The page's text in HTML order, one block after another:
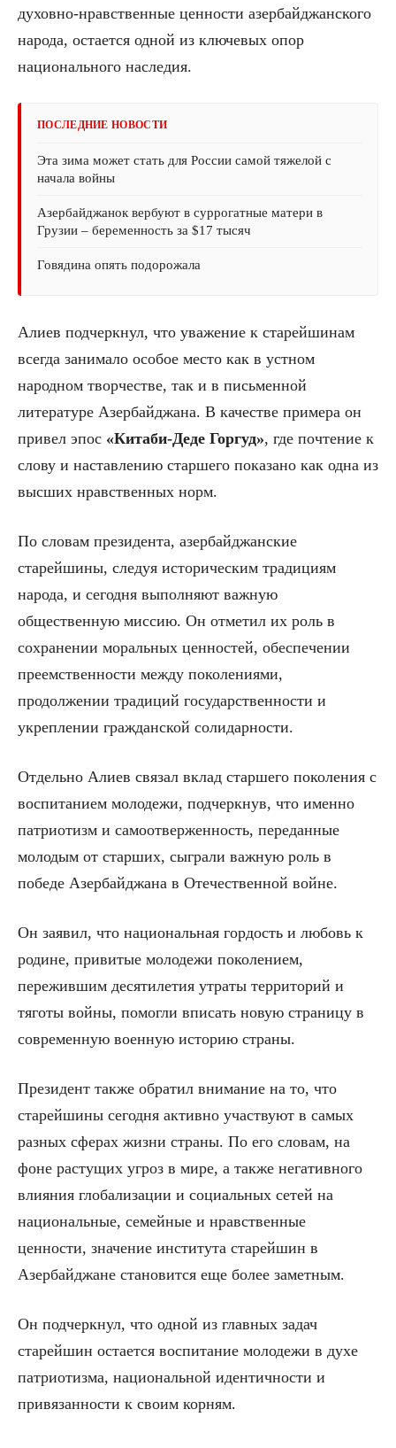
духовно-нравственные ценности азербайджанского
народа, остается одной из ключевых опор
национального наследия.
ПОСЛЕДНИЕ НОВОСТИ
Эта зима может стать для России самой тяжелой с
начала войны
Азербайджанок вербуют в суррогатные матери в
Грузии – беременность за $17 тысяч
Говядина опять подорожала
Алиев подчеркнул, что уважение к старейшинам
всегда занимало особое место как в устном
народном творчестве, так и в письменной
литературе Азербайджана. В качестве примера он
привел эпос «Китаби-Деде Горгуд», где почтение к
слову и наставлению старшего показано как одна из
высших нравственных норм.
По словам президента, азербайджанские
старейшины, следуя историческим традициям
народа, и сегодня выполняют важную
общественную миссию. Он отметил их роль в
сохранении моральных ценностей, обеспечении
преемственности между поколениями,
продолжении традиций государственности и
укреплении гражданской солидарности.
Отдельно Алиев связал вклад старшего поколения с
воспитанием молодежи, подчеркнув, что именно
патриотизм и самоотверженность, переданные
молодым от старших, сыграли важную роль в
победе Азербайджана в Отечественной войне.
Он заявил, что национальная гордость и любовь к
родине, привитые молодежи поколением,
пережившим десятилетия утраты территорий и
тяготы войны, помогли вписать новую страницу в
современную военную историю страны.
Президент также обратил внимание на то, что
старейшины сегодня активно участвуют в самых
разных сферах жизни страны. По его словам, на
фоне растущих угроз в мире, а также негативного
влияния глобализации и социальных сетей на
национальные, семейные и нравственные
ценности, значение института старейшин в
Азербайджане становится еще более заметным.
Он подчеркнул, что одной из главных задач
старейшин остается воспитание молодежи в духе
патриотизма, национальной идентичности и
привязанности к своим корням.